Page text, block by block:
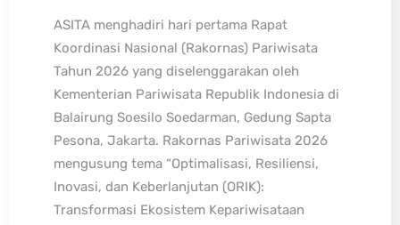
ASITA menghadiri hari pertama Rapat
Koordinasi Nasional (Rakornas) Pariwisata
Tahun 2026 yang diselenggarakan oleh
Kementerian Pariwisata Republik Indonesia di
Balairung Soesilo Soedarman, Gedung Sapta
Pesona, Jakarta. Rakornas Pariwisata 2026
mengusung tema “Optimalisasi, Resiliensi,
Inovasi, dan Keberlanjutan (ORIK):
Transformasi Ekosistem Kepariwisataan